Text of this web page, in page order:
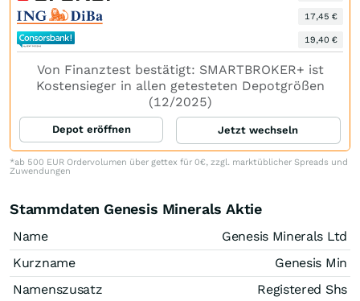
17,45 €
19,40 €
Von Finanztest bestätigt: SMARTBROKER+ ist
Kostensieger in allen getesteten Depotgrößen
(12/2025)
Depot eröffnen Jetzt wechseln
*ab 500 EUR Ordervolumen über gettex für 0€, zzgl. marktüblicher Spreads und
Zuwendungen
Stammdaten Genesis Minerals Aktie
Name
Genesis Minerals Ltd
Kurzname
Genesis Min
Namenszusatz
Registered Shs